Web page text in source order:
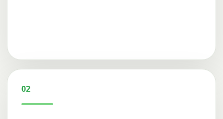
02